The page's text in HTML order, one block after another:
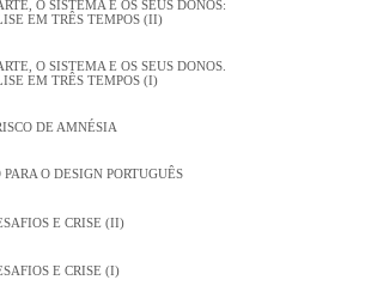
O SISTEMA E OS SEUS DONOS:
EM TRÊS TEMPOS (II)
O SISTEMA E OS SEUS DONOS.
EM TRÊS TEMPOS (I)
DE AMNÉSIA
O DESIGN PORTUGUÊS
E CRISE (II)
E CRISE (I)